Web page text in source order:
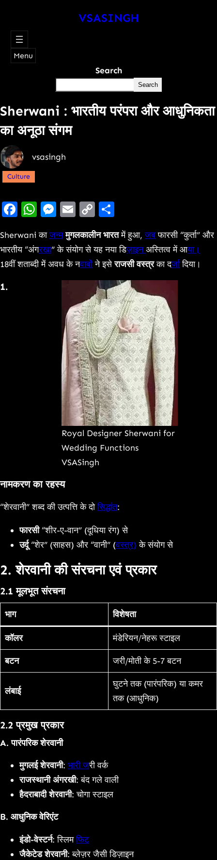
VSASINGH
Menu
Search
Search
Sherwani : भारतीय परंपरा और आधुनिकता
का अनूठा संगम
vsasingh
Culture
Facebook
WhatsApp
Messenger
Email
Copy
Sherwani काजन्म मुगलकालीन भारतमें हुआ,जबफारसी “कुर्ता” और
भारतीय “अंगरखा” के संयोग से यह नया डिज़ाइनअस्तित्व में आया।
18वीं शताब्दी में अवध के नवाबोंने इसेराजसी वस्त्रका दर्जादिया।
Royal Designer Sherwani for
Wedding Functions
VSASingh
1.
नामकरण का रहस्य
“शेरवानी” शब्द की उत्पत्ति के दोसिद्धांत:
फारसी“शीर-ए-वान” (दूधिया रंग) से
उर्दू“शेर” (साहस) और “वानी” (वस्त्र) के संयोग से
2. शेरवानी की संरचना एवं प्रकार
2.1 मूलभूत संरचना
भाग विशेषता
कॉलर मंडेरियन/नेहरू स्टाइल
बटन जरी/मोती के 5-7 बटन
लंबाई
घुटने तक (पारंपरिक) या कमर
तक (आधुनिक)
2.2 प्रमुख प्रकार
A. पारंपरिक शेरवानी
मुगलई शेरवानी: भारी जरी वर्क
राजस्थानी अंगरखी: बंद गले वाली
हैदराबादी शेरवानी: चोगा स्टाइल
B. आधुनिक वेरिएंट
इंडो-वेस्टर्न: स्लिमफिट
जैकेटेड शेरवानी: ब्लेज़र जैसी डिज़ाइन